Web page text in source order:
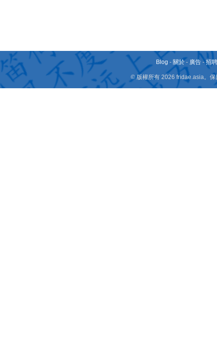
Blog - 關於 - 廣告 -招
© 版權所有 2026 fridae.asia。